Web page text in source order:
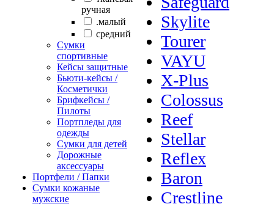
ручная
.малый
cредний
Сумки
спортивные
Кейсы защитные
Бьюти-кейсы /
Косметички
Брифкейсы /
Пилоты
Портпледы для
одежды
Сумки для детей
Дорожные
аксессуары
Портфели / Папки
Сумки кожаные
мужские
Skylite
Tourer
VAYU
X-Plus
Colossus
Reef
Stellar
Reflex
Baron
Crestline